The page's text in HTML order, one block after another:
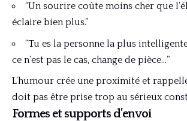
“Un sourire coûte moins cher que
éclaire bien plus.”
“Tu es la personne la plus
ce n’est pas le cas, change de pièce…”
L’humour crée une proximité et
doit pas être prise trop au sérieux
Formes et supports d’envoi